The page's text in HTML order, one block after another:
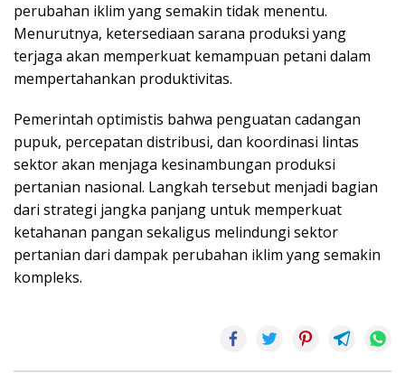
perubahan iklim yang semakin tidak menentu.
Menurutnya, ketersediaan sarana produksi yang
terjaga akan memperkuat kemampuan petani dalam
mempertahankan produktivitas.
Pemerintah optimistis bahwa penguatan cadangan
pupuk, percepatan distribusi, dan koordinasi lintas
sektor akan menjaga kesinambungan produksi
pertanian nasional. Langkah tersebut menjadi bagian
dari strategi jangka panjang untuk memperkuat
ketahanan pangan sekaligus melindungi sektor
pertanian dari dampak perubahan iklim yang semakin
kompleks.